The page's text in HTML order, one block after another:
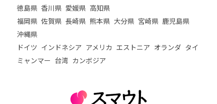
徳島県 香川県 愛媛県 高知県
福岡県 佐賀県 長崎県 熊本県 大分県 宮崎県 鹿児島県
沖縄県
ドイツ インドネシア アメリカ エストニア オランダ タイ
ミャンマー 台湾 カンボジア